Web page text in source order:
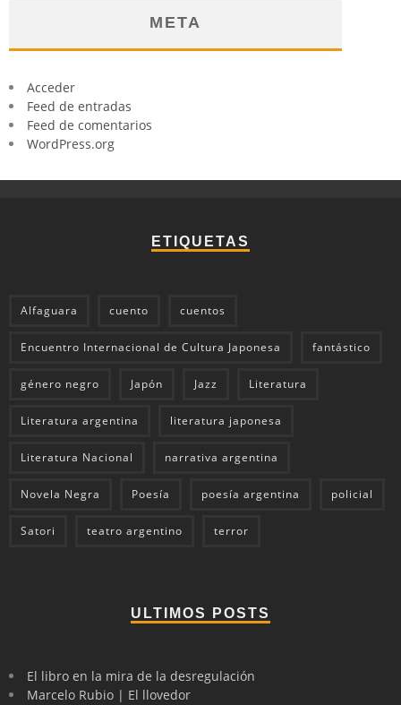
META
Acceder
Feed de entradas
Feed de comentarios
WordPress.org
ETIQUETAS
Alfaguara cuento cuentos
Encuentro Internacional de Cultura Japonesa fantástico
género negro Japón Jazz Literatura
Literatura argentina literatura japonesa
Literatura Nacional narrativa argentina
Novela Negra Poesía poesía argentina policial
Satori teatro argentino terror
ULTIMOS POSTS
El libro en la mira de la desregulación
Marcelo Rubio | El llovedor